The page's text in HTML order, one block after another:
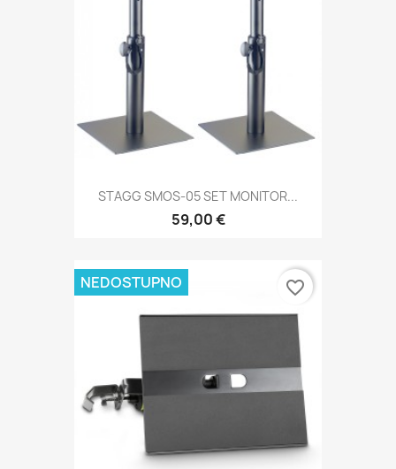
STAGG SMOS-05 SET MONITOR...
59,00 €
NEDOSTUPNO favorite_border